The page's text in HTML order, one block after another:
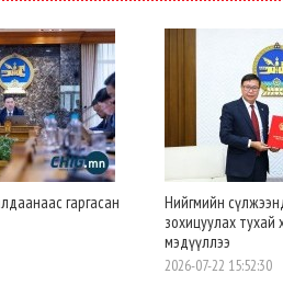
гаргасан
Нийгмийн
зохицуулах тухай
мэдүүллээ
2026-07-22 15:52:30